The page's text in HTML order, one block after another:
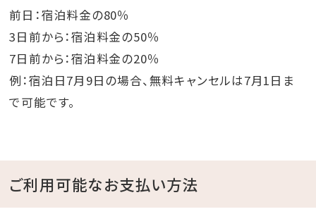
前日：宿泊料金の80％
3日前から：宿泊料金の50％
7日前から：宿泊料金の20％
例：宿泊日7月9日の場合、無料キャンセルは7月1日ま
で可能です。
ご利用可能なお支払い方法